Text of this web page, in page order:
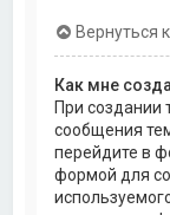
Вернуться
Как мне
При создании
сообщения
перейдите в
формой для